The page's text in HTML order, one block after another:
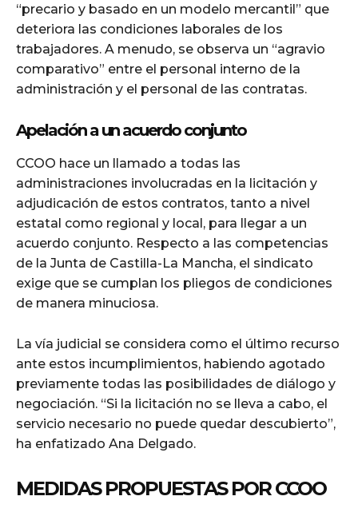
“precario y basado en un modelo mercantil” que
deteriora las condiciones laborales de los
trabajadores. A menudo, se observa un “agravio
comparativo” entre el personal interno de la
administración y el personal de las contratas.
Apelación a un acuerdo conjunto
CCOO hace un llamado a todas las
administraciones involucradas en la licitación y
adjudicación de estos contratos, tanto a nivel
estatal como regional y local, para llegar a un
acuerdo conjunto. Respecto a las competencias
de la Junta de Castilla-La Mancha, el sindicato
exige que se cumplan los pliegos de condiciones
de manera minuciosa.
La vía judicial se considera como el último recurso
ante estos incumplimientos, habiendo agotado
previamente todas las posibilidades de diálogo y
negociación. “Si la licitación no se lleva a cabo, el
servicio necesario no puede quedar descubierto”,
ha enfatizado Ana Delgado.
MEDIDAS PROPUESTAS POR CCOO